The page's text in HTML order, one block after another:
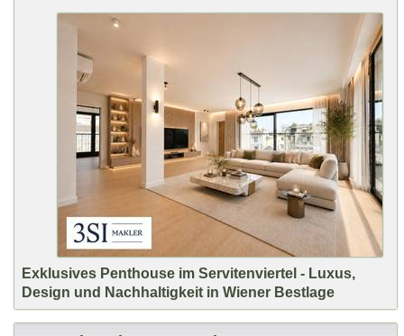
Exklusives Penthouse im Servitenviertel - Luxus,
Design und Nachhaltigkeit in Wiener Bestlage